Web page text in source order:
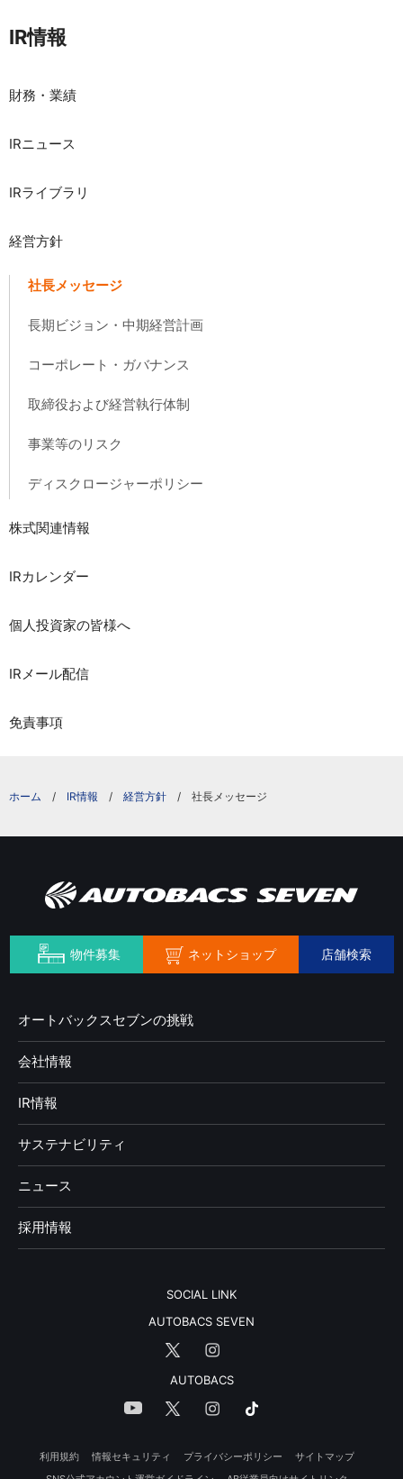
IR情報
財務・業績
IRニュース
IRライブラリ
経営方針
社長メッセージ
長期ビジョン・中期経営計画
コーポレート・ガバナンス
取締役および経営執行体制
事業等のリスク
ディスクロージャーポリシー
株式関連情報
IRカレンダー
個人投資家の皆様へ
IRメール配信
免責事項
IR情報 経営方針 社長メッセージ
物件募集 ネットショップ 店舗検索
オートバックスセブンの挑戦
会社情報
IR情報
サステナビリティ
ニュース
採用情報
SOCIAL LINK
AUTOBACS SEVEN
AUTOBACS
利用規約 情報セキュリティ プライバシーポリシー
サイトマップ